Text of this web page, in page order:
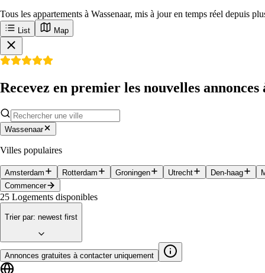
Tous les appartements à Wassenaar, mis à jour en temps réel depuis
List Map
Recevez en premier les nouvelles annonces
Wassenaar
Villes populaires
Amsterdam Rotterdam Groningen Utrecht Den-haag
Commencer
25 Logements disponibles
Trier par: newest first
Annonces gratuites à contacter uniquement